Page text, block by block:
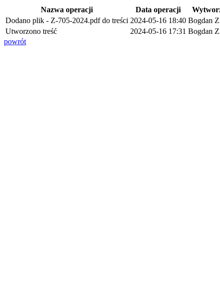
Nazwa operacji Data operacji
Dodano plik - Z-705-2024.pdf do treści 2024-05-16 18:40 Bogdan
Utworzono treść
2024-05-16 17:31 Bogdan
powrót